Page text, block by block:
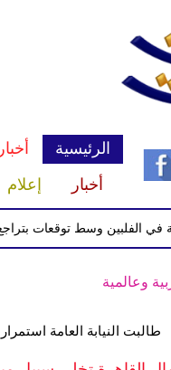
الرئيسية
أخبار
إعلام
وسط توقعات بتراجع قوتها
وعالمية
طالبت النيابة العامة